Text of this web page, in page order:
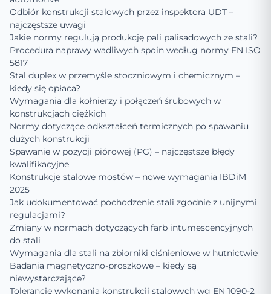
Odbiór konstrukcji stalowych przez inspektora UDT –
najczęstsze uwagi
Jakie normy regulują produkcję pali palisadowych ze stali?
Procedura naprawy wadliwych spoin według normy EN ISO
5817
Stal duplex w przemyśle stoczniowym i chemicznym –
kiedy się opłaca?
Wymagania dla kołnierzy i połączeń śrubowych w
konstrukcjach ciężkich
Normy dotyczące odkształceń termicznych po spawaniu
dużych konstrukcji
Spawanie w pozycji piórowej (PG) – najczęstsze błędy
kwalifikacyjne
Konstrukcje stalowe mostów – nowe wymagania IBDiM
2025
Jak udokumentować pochodzenie stali zgodnie z unijnymi
regulacjami?
Zmiany w normach dotyczących farb intumescencyjnych
do stali
Wymagania dla stali na zbiorniki ciśnieniowe w hutnictwie
Badania magnetyczno-proszkowe – kiedy są
niewystarczające?
Tolerancje wykonania konstrukcji stalowych wg EN 1090-2